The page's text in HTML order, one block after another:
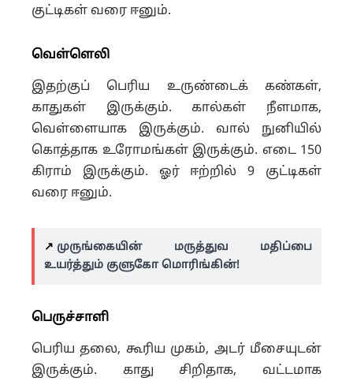
குட்டிகள் வரை ஈனும்.
வெள்ளெலி
இதற்குப் பெரிய உருண்டைக் கண்கள்,
காதுகள் இருக்கும். கால்கள் நீளமாக,
வெள்ளையாக இருக்கும். வால் நுனியில்
கொத்தாக உரோமங்கள் இருக்கும். எடை 150
கிராம் இருக்கும். ஓர் ஈற்றில் 9 குட்டிகள்
வரை ஈனும்.
↗️ முருங்கையின் மருத்துவ மதிப்பை
உயர்த்தும் குளுகோ மொரிங்கின்!
பெருச்சாளி
பெரிய தலை, கூரிய முகம், அடர் மீசையுடன்
இருக்கும். காது சிறிதாக, வட்டமாக